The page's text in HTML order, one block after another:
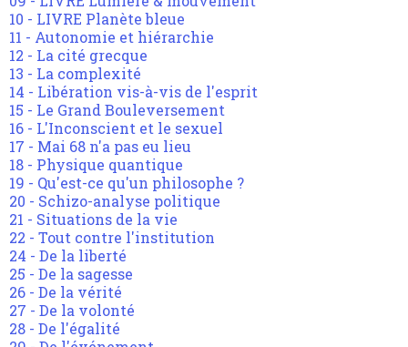
10 - LIVRE Planète bleue
11 - Autonomie et hiérarchie
12 - La cité grecque
13 - La complexité
14 - Libération vis-à-vis de l'esprit
15 - Le Grand Bouleversement
16 - L'Inconscient et le sexuel
17 - Mai 68 n'a pas eu lieu
18 - Physique quantique
19 - Qu'est-ce qu'un philosophe ?
20 - Schizo-analyse politique
21 - Situations de la vie
22 - Tout contre l'institution
24 - De la liberté
25 - De la sagesse
26 - De la vérité
27 - De la volonté
28 - De l'égalité